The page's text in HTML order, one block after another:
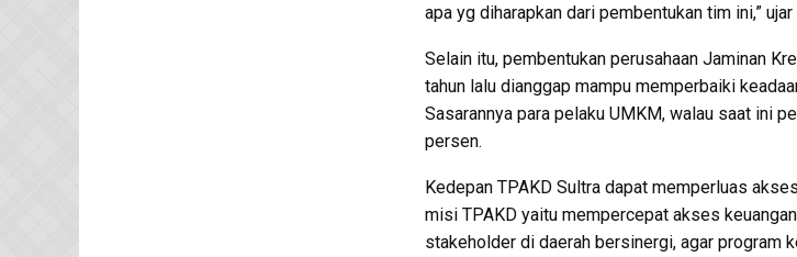
apa yg diharapkan dari pembentukan tim ini,” ujar
Selain itu, pembentukan perusahaan Jaminan
tahun lalu dianggap mampu memperbaiki
Sasarannya para pelaku UMKM, walau saat ini
persen.
Kedepan TPAKD Sultra dapat memperluas
misi TPAKD yaitu mempercepat akses
stakeholder di daerah bersinergi, agar program